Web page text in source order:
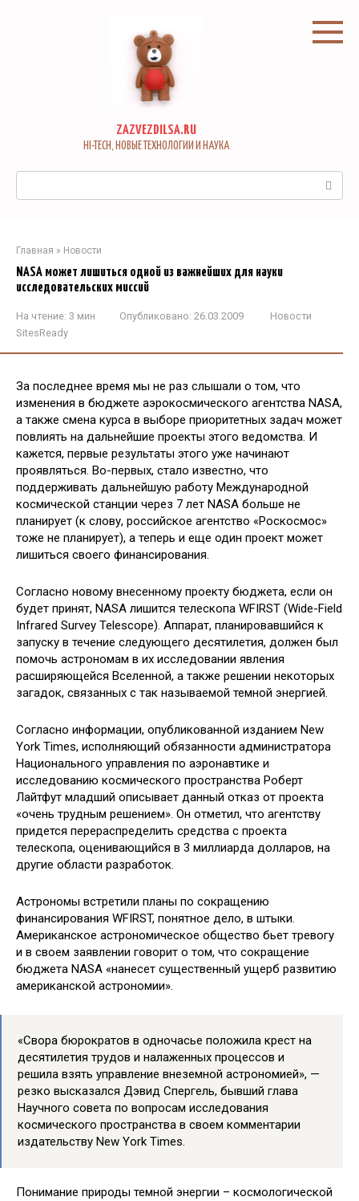
ZAZVEZDILSA.RU
HI-TECH, НОВЫЕ ТЕХНОЛОГИИ И НАУКА
Главная » Новости
NASA может лишиться одной из важнейших для науки
исследовательских миссий
На чтение: 3 мин Опубликовано: 26.03.2009
Новости
SitesReady
За последнее время мы не раз слышали о том, что
изменения в бюджете аэрокосмического агентства NASA,
а также смена курса в выборе приоритетных задач может
повлиять на дальнейшие проекты этого ведомства. И
кажется, первые результаты этого уже начинают
проявляться. Во-первых, стало известно, что
поддерживать дальнейшую работу Международной
космической станции через 7 лет NASA больше не
планирует (к слову, российское агентство «Роскосмос»
тоже не планирует), а теперь и еще один проект может
лишиться своего финансирования.
Согласно новому внесенному проекту бюджета, если он
будет принят, NASA лишится телескопа WFIRST (Wide-Field
Infrared Survey Telescope). Аппарат, планировавшийся к
запуску в течение следующего десятилетия, должен был
помочь астрономам в их исследовании явления
расширяющейся Вселенной, а также решении некоторых
загадок, связанных с так называемой темной энергией.
Согласно информации, опубликованной изданием New
York Times, исполняющий обязанности администратора
Национального управления по аэронавтике и
исследованию космического пространства Роберт
Лайтфут младший описывает данный отказ от проекта
«очень трудным решением». Он отметил, что агентству
придется перераспределить средства с проекта
телескопа, оценивающийся в 3 миллиарда долларов, на
другие области разработок.
Астрономы встретили планы по сокращению
финансирования WFIRST, понятное дело, в штыки.
Американское астрономическое общество бьет тревогу
и в своем заявлении говорит о том, что сокращение
бюджета NASA «нанесет существенный ущерб развитию
американской астрономии».
«Свора бюрократов в одночасье положила крест на
десятилетия трудов и налаженных процессов и
решила взять управление внеземной астрономией», —
резко высказался Дэвид Спергель, бывший глава
Научного совета по вопросам исследования
космического пространства в своем комментарии
издательству New York Times.
Понимание природы темной энергии – космологической